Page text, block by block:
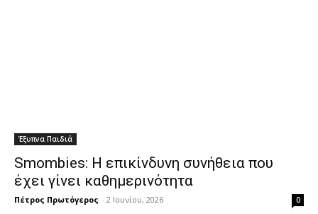
Έξυπνα Παιδιά
Smombies: Η επικίνδυνη συνήθεια που
έχει γίνει καθημερινότητα
Πέτρος Πρωτόγερος - 2 Ιουνίου, 2026 0